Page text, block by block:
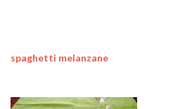
spaghetti melanzane